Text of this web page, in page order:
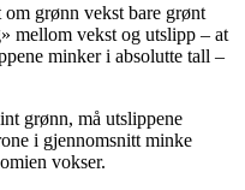
grønn vekst bare grønt
mellom vekst og utslipp – at
minker i absolutte tall –
grønn, må utslippene
i gjennomsnitt minke
vokser.